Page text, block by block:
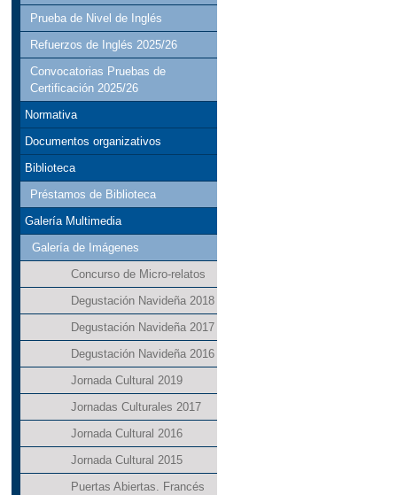
Prueba de Nivel de Inglés
Refuerzos de Inglés 2025/26
Convocatorias Pruebas de
Certificación 2025/26
Normativa
Documentos organizativos
Biblioteca
Préstamos de Biblioteca
Galería Multimedia
Galería de Imágenes
Concurso de Micro-relatos
Degustación Navideña 2018
Degustación Navideña 2017
Degustación Navideña 2016
Jornada Cultural 2019
Jornadas Culturales 2017
Jornada Cultural 2016
Jornada Cultural 2015
Puertas Abiertas. Francés